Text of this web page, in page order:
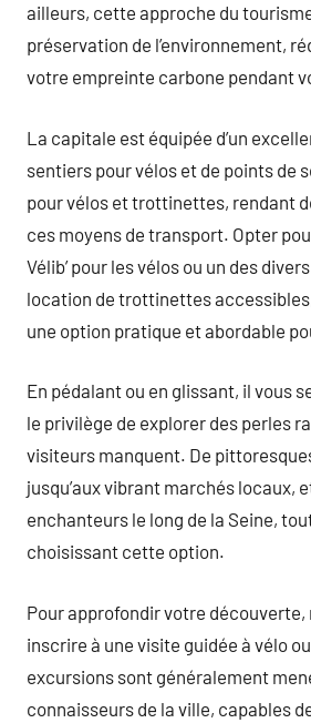
ailleurs, cette approche du
préservation de l’environnement,
votre empreinte carbone pendant
La capitale est équipée d’un
sentiers pour vélos et de points de
pour vélos et trottinettes, rendant
ces moyens de transport. Opter
Vélib’ pour les vélos ou un des
location de trottinettes
une option pratique et abordable
En pédalant ou en glissant, il vous
le privilège de explorer des perles
visiteurs manquent. De
jusqu’aux vibrant marchés locaux,
enchanteurs le long de la Seine,
choisissant cette option.
Pour approfondir votre découverte,
inscrire à une visite guidée à vélo
excursions sont généralement
connaisseurs de la ville, capables